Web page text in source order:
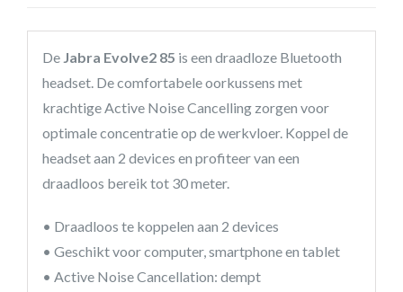
De Jabra Evolve2 85 is een draadloze Bluetooth
headset. De comfortabele oorkussens met
krachtige Active Noise Cancelling zorgen voor
optimale concentratie op de werkvloer. Koppel de
headset aan 2 devices en profiteer van een
draadloos bereik tot 30 meter.
• Draadloos te koppelen aan 2 devices
• Geschikt voor computer, smartphone en tablet
• Active Noise Cancellation: dempt